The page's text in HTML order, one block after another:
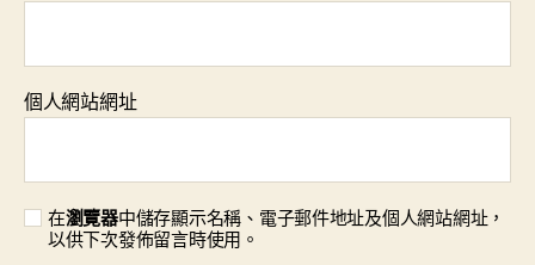
個人網站網址
在瀏覽器中儲存顯示名稱、電子郵件地址及個人網站網址，
以供下次發佈留言時使用。